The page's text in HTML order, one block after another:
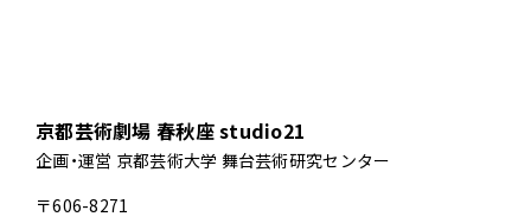
京都芸術劇場 春秋座 studio21
企画・運営 京都芸術大学 舞台芸術研究センター
〒606-8271